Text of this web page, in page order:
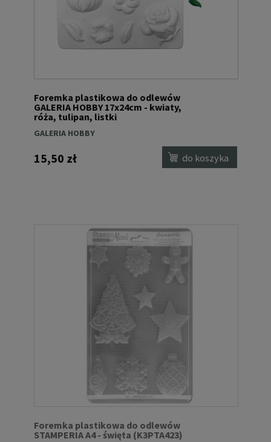
Foremka plastikowa do odlewów
GALERIA HOBBY 17x24cm - kwiaty,
róża, tulipan, listki
GALERIA HOBBY
15,50 zł do koszyka
Foremka plastikowa do odlewów
STAMPERIA A4 - święta (K3PTA423)